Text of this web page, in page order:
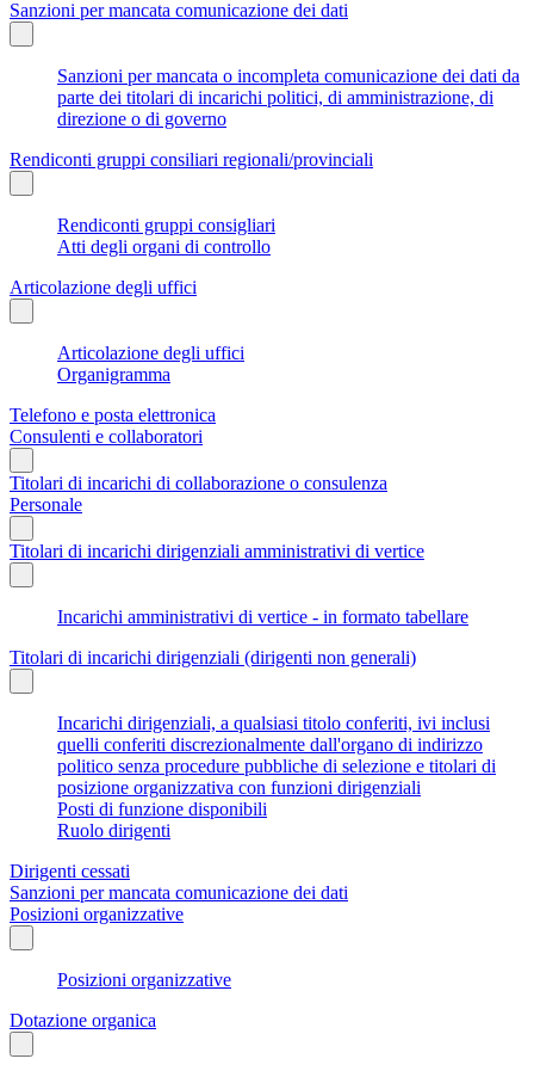
Sanzioni per mancata comunicazione dei dati
Sanzioni per mancata o incompleta comunicazione dei dati da
parte dei titolari di incarichi politici, di amministrazione, di
direzione o di governo
Rendiconti gruppi consiliari regionali/provinciali
Rendiconti gruppi consigliari
Atti degli organi di controllo
Articolazione degli uffici
Articolazione degli uffici
Organigramma
Telefono e posta elettronica
Consulenti e collaboratori
Titolari di incarichi di collaborazione o consulenza
Personale
Titolari di incarichi dirigenziali amministrativi di vertice
Incarichi amministrativi di vertice - in formato tabellare
Titolari di incarichi dirigenziali (dirigenti non generali)
Incarichi dirigenziali, a qualsiasi titolo conferiti, ivi inclusi
quelli conferiti discrezionalmente dall'organo di indirizzo
politico senza procedure pubbliche di selezione e titolari di
posizione organizzativa con funzioni dirigenziali
Posti di funzione disponibili
Ruolo dirigenti
Dirigenti cessati
Sanzioni per mancata comunicazione dei dati
Posizioni organizzative
Posizioni organizzative
Dotazione organica